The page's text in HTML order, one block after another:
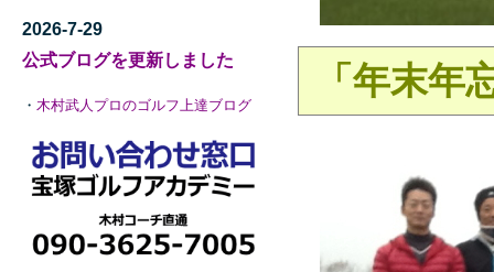
「年末年
2026-7-29
公式ブログを更新しました
・ 木村武人プロのゴルフ上達ブログ